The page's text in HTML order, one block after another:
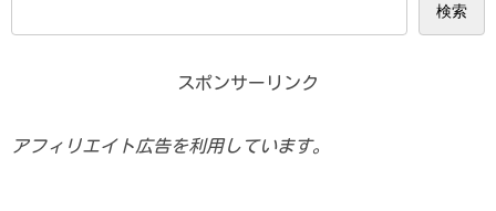
検索
スポンサーリンク
アフィリエイト広告を利用しています。